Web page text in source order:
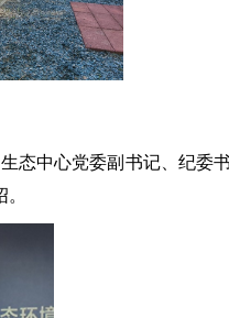
态中心党委副书记、纪委